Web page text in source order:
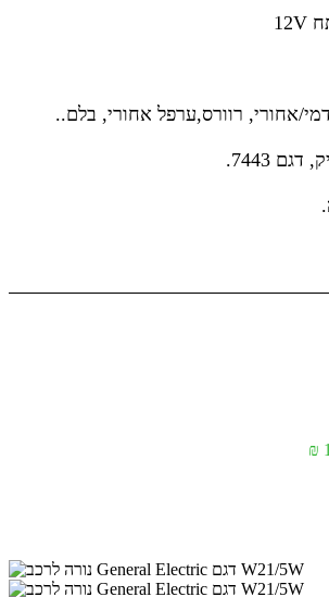
אחורי, רוורס,ערפל אחורי, בלם..
7443.